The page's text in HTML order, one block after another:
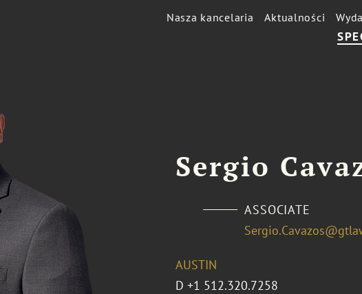
Nasza kancelaria Aktualności
Sergio
ASSOCIATE
AUSTIN
D +1 512.320.7258